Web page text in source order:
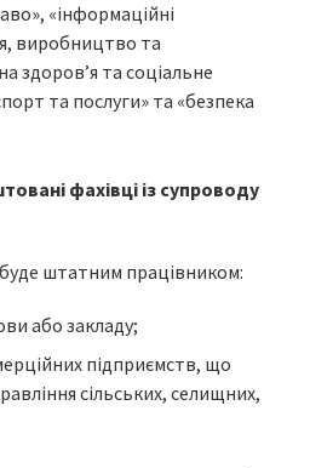
«інформаційні
виробництво та
здоров’я та соціальне
та послуги» та «безпека
фахівці із супроводу
штатним працівником:
або закладу;
підприємств, що
сільських, селищних,